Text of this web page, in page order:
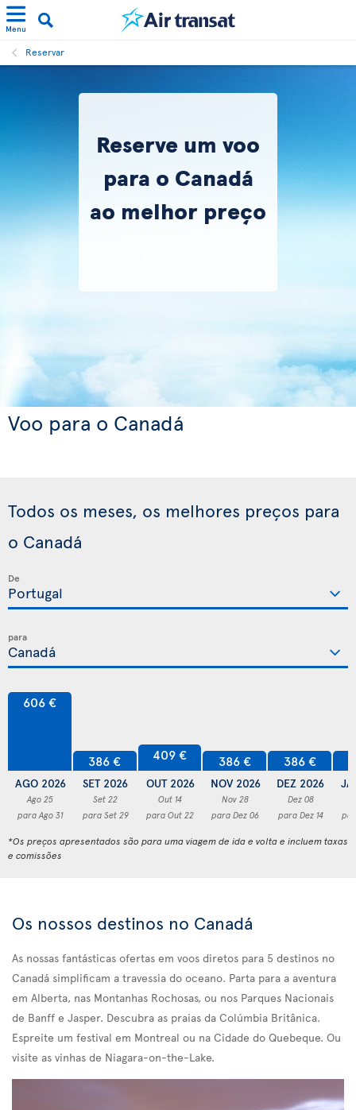
Menu
Reservar
Reserve um voo
para o Canadá
ao melhor preço
Voo para o Canadá
Todos os meses, os melhores preços para
o Canadá
De
para
606 €
AGO 2026
Ago 25
para Ago 31
386 €
SET 2026
Set 22
para Set 29
409 €
OUT 2026
Out 14
para Out 22
386 €
NOV 2026
Nov 28
para Dez 06
386 €
DEZ 2026
Dez 08
para Dez 14
*Os preços apresentados são para uma viagem de ida e volta e incluem taxas
e comissões
Os nossos destinos no Canadá
As nossas fantásticas ofertas em voos diretos para 5 destinos no
Canadá simplificam a travessia do oceano. Parta para a aventura
em Alberta, nas Montanhas Rochosas, ou nos Parques Nacionais
de Banff e Jasper. Descubra as praias da Colúmbia Britânica.
Espreite um festival em Montreal ou na Cidade do Quebeque. Ou
visite as vinhas de Niagara-on-the-Lake.